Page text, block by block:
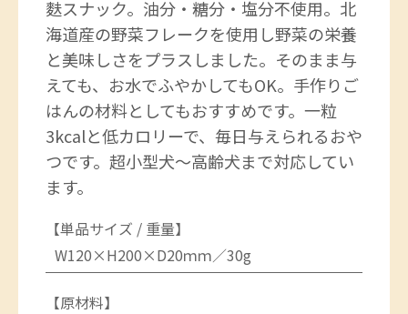
麩スナック。油分・糖分・塩分不使用。北
海道産の野菜フレークを使用し野菜の栄養
と美味しさをプラスしました。そのまま与
えても、お水でふやかしてもOK。手作りご
はんの材料としてもおすすめです。一粒
3kcalと低カロリーで、毎日与えられるおや
つです。超小型犬〜高齢犬まで対応してい
ます。
【単品サイズ / 重量】
W120×H200×D20ｍｍ／30g
【原材料】